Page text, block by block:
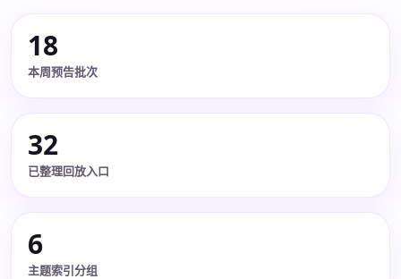
18
本周预告批次
32
已整理回放入口
6
主题索引分组